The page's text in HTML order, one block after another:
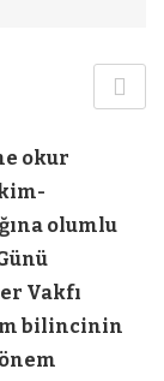
okur
olumlu
Vakfı
bilincinin